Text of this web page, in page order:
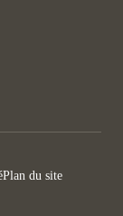
Plan du site